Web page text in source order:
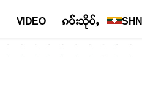
VIDEO ၵပ်းသိုပ်ႇ SHN